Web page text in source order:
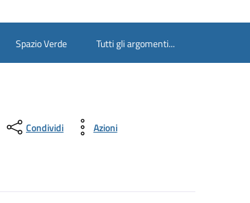
Spazio Verde Tutti gli argomenti...
Condividi Azioni